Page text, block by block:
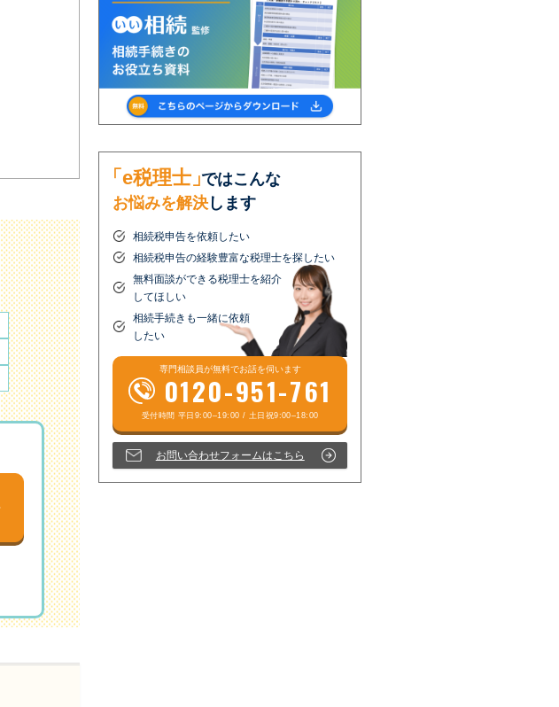
「e税理士」ではこんな
お悩みを解決 します
相続税申告を依頼したい
相続税申告の経験豊富な税理士を探したい
無料面談ができる税理士を紹介
してほしい
相続手続きも一緒に依頼
したい
専門相談員が無料でお話を伺います
0120-951-761
お問い合わせフォームはこちら